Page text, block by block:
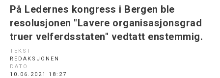
På Ledernes kongress i Bergen ble
resolusjonen "Lavere organisasjonsgrad
truer velferdsstaten" vedtatt enstemmig.
TEKST
REDAKSJONEN
DATO
10.06.2021 18:27